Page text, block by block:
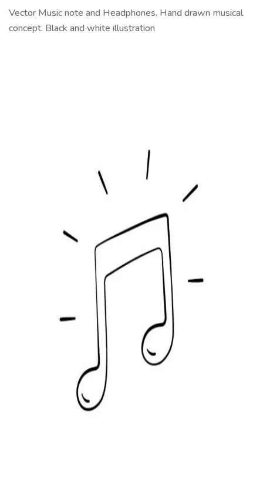
Vector Music note and Headphones. Hand drawn musical
concept. Black and white illustration